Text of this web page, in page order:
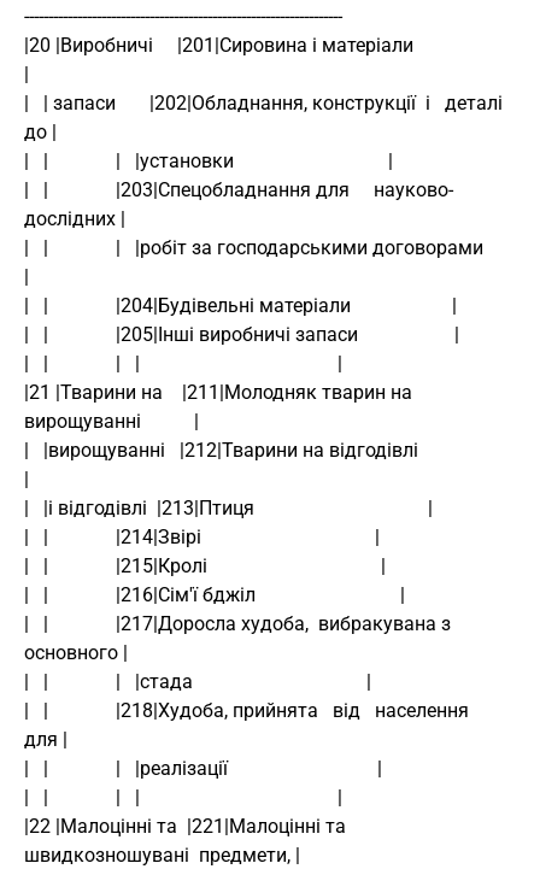
------------------------------------------------------------------
|20 |Виробничі     |201|Сировина і матеріали
|
|   | запаси       |202|Обладнання, конструкції  і   деталі
до |
|   |              |   |установки                                |
|   |              |203|Спецобладнання для     науково-
дослідних |
|   |              |   |робіт за господарськими договорами
|
|   |              |204|Будівельні матеріали                     |
|   |              |205|Інші виробничі запаси                    |
|   |              |   |                                         |
|21 |Тварини на    |211|Молодняк тварин на
вирощуванні           |
|   |вирощуванні   |212|Тварини на відгодівлі
|
|   |і відгодівлі  |213|Птиця                                    |
|   |              |214|Звірі                                    |
|   |              |215|Кролі                                    |
|   |              |216|Сім'ї бджіл                              |
|   |              |217|Доросла худоба,  вибракувана з
основного |
|   |              |   |стада                                    |
|   |              |218|Худоба, прийнята   від   населення
для |
|   |              |   |реалізації                               |
|   |              |   |                                         |
|22 |Малоцінні та  |221|Малоцінні та
швидкозношувані  предмети, |